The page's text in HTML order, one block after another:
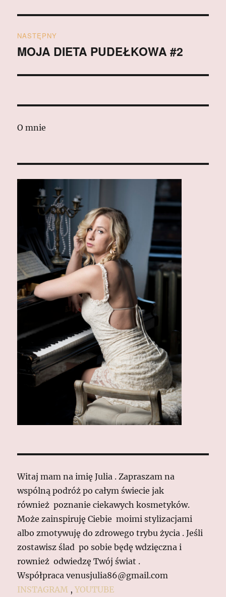
NASTĘPNY
Następny
MOJA DIETA PUDEŁKOWA #2
O mnie
Witaj mam na imię Julia . Zapraszam na
wspólną podróż po całym świecie jak
również poznanie ciekawych kosmetyków.
Może zainspiruję Ciebie moimi stylizacjami
albo zmotywuję do zdrowego trybu życia . Jeśli
zostawisz ślad po sobie będę wdzięczna i
rownież odwiedzę Twój świat .
Współpraca venusjulia86@gmail.com
INSTAGRAM ,YOUTUBE